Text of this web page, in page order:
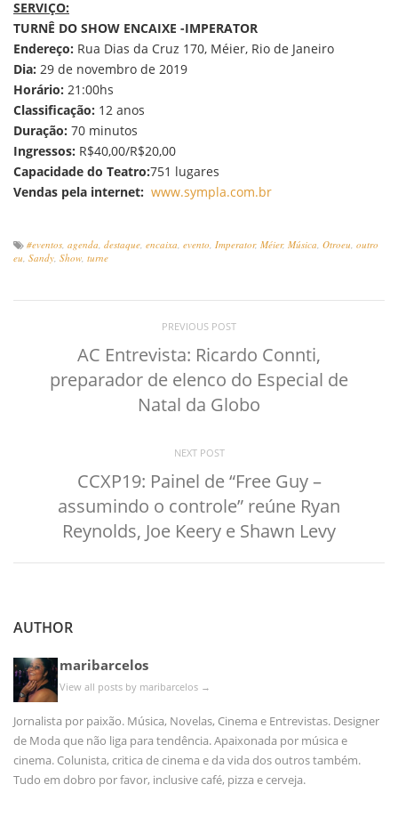
SERVIÇO:
TURNÊ DO SHOW ENCAIXE -IMPERATOR
Endereço: Rua Dias da Cruz 170, Méier, Rio de Janeiro
Dia: 29 de novembro de 2019
Horário: 21:00hs
Classificação: 12 anos
Duração: 70 minutos
Ingressos: R$40,00/R$20,00
Capacidade do Teatro:751 lugares
Vendas pela internet: www.sympla.com.br
#eventos, agenda, destaque, encaixa, evento, Imperator, Méier, Música, Otroeu, outro
eu, Sandy, Show, turne
PREVIOUS POST
AC Entrevista: Ricardo Connti,
preparador de elenco do Especial de
Natal da Globo
NEXT POST
CCXP19: Painel de “Free Guy –
assumindo o controle” reúne Ryan
Reynolds, Joe Keery e Shawn Levy
AUTHOR
maribarcelos
View all posts by maribarcelos →
Jornalista por paixão. Música, Novelas, Cinema e Entrevistas. Designer
de Moda que não liga para tendência. Apaixonada por música e
cinema. Colunista, critica de cinema e da vida dos outros também.
Tudo em dobro por favor, inclusive café, pizza e cerveja.